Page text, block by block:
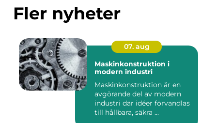
Fler nyheter
07. aug
Maskinkonstruktion i
modern industri
Maskinkonstruktion är en
avgörande del av modern
industri där idéer förvandlas
till hållbara, säkra ...